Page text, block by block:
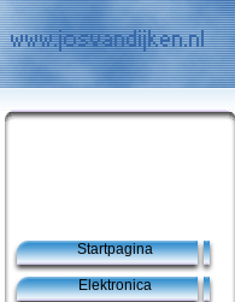
Startpagina
Elektronica